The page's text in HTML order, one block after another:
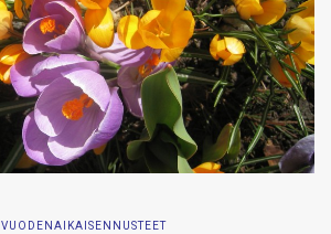
VUODENAIKAISENNUSTEET